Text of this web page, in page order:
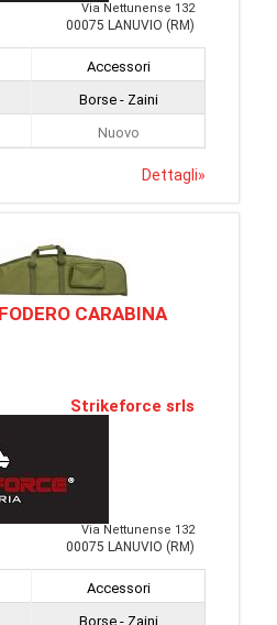
Via Nettunense 132
00075 LANUVIO (RM)
Accessori
Borse - Zaini
Nuovo
Dettagli»
CARABINA
Strikeforce srls
Via Nettunense 132
00075 LANUVIO (RM)
Accessori
Borse - Zaini